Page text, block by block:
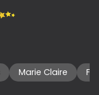
Marie Claire